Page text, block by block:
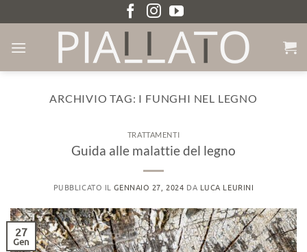
ai
contenuti
ARCHIVIO TAG: I FUNGHI NEL LEGNO
TRATTAMENTI
Guida alle malattie del legno
PUBBLICATO ILGENNAIO 27, 2024 DA LUCA LEURINI
27
Gen